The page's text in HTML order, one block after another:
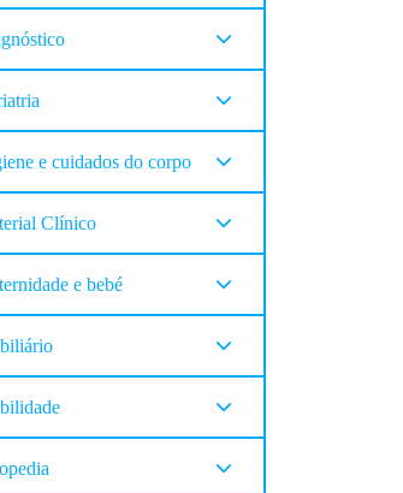
e cuidados do corpo
Clínico
e bebé